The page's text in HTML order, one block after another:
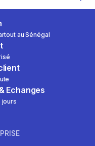
au Sénégal
Echanges